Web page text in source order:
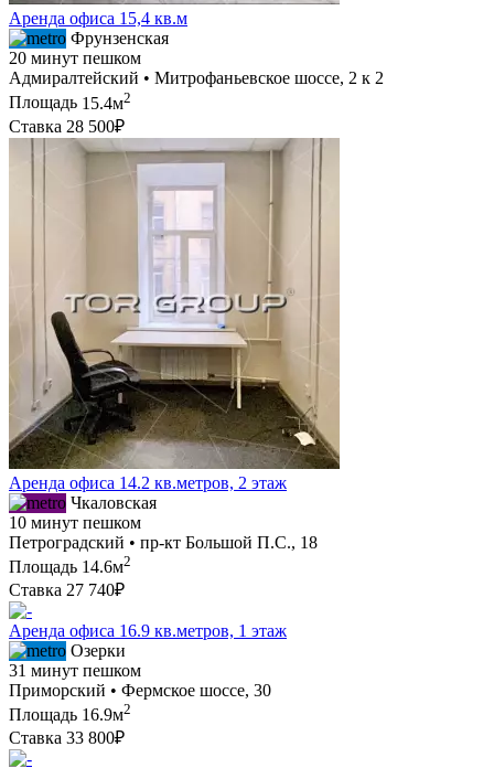
Аренда офиса 15,4 кв.м
Фрунзенская
20 минут пешком
Адмиралтейский • Митрофаньевское шоссе, 2 к 2
Площадь 15.4м2
Ставка 28 500₽
Аренда офиса 14.2 кв.метров, 2 этаж
Чкаловская
10 минут пешком
Петроградский • пр-кт Большой П.С., 18
Площадь 14.6м2
Ставка 27 740₽
Аренда офиса 16.9 кв.метров, 1 этаж
Озерки
31 минут пешком
Приморский • Фермское шоссе, 30
Площадь 16.9м2
Ставка 33 800₽